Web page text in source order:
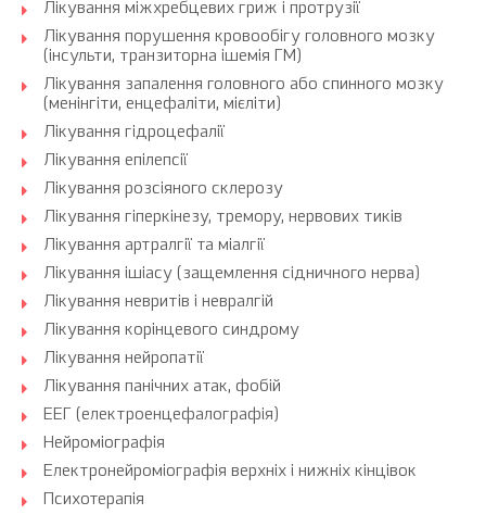
Лікування міжхребцевих гриж і протрузії
Лікування порушення кровообігу головного мозку
(інсульти, транзиторна ішемія ГМ)
Лікування запалення головного або спинного мозку
(менінгіти, енцефаліти, мієліти)
Лікування гідроцефалії
Лікування епілепсії
Лікування розсіяного склерозу
Лікування гіперкінезу, тремору, нервових тиків
Лікування артралгії та міалгії
Лікування ішіасу (защемлення сідничного нерва)
Лікування невритів і невралгій
Лікування корінцевого синдрому
Лікування нейропатії
Лікування панічних атак, фобій
ЕЕГ (електроенцефалографія)
Нейроміографія
Електронейроміографія верхніх і нижніх кінцівок
Психотерапія